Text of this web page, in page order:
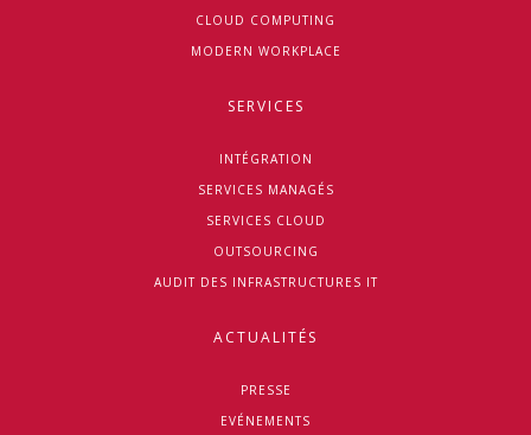
CLOUD COMPUTING
MODERN WORKPLACE
SERVICES
INTÉGRATION
SERVICES MANAGÉS
SERVICES CLOUD
OUTSOURCING
AUDIT DES INFRASTRUCTURES IT
ACTUALITÉS
PRESSE
EVÉNEMENTS